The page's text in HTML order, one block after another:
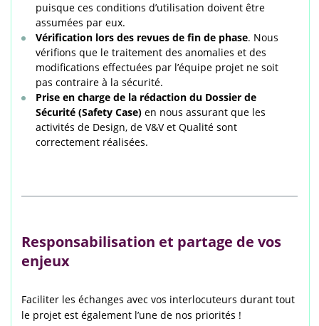
puisque ces conditions d’utilisation doivent être
assumées par eux.
Vérification lors des revues de fin de phase. Nous
vérifions que le traitement des anomalies et des
modifications effectuées par l’équipe projet ne soit
pas contraire à la sécurité.
Prise en charge de la rédaction du Dossier de
Sécurité (Safety Case) en nous assurant que les
activités de Design, de V&V et Qualité sont
correctement réalisées.
Responsabilisation et partage de vos
enjeux
Faciliter les échanges avec vos interlocuteurs durant tout
le projet est également l’une de nos priorités !